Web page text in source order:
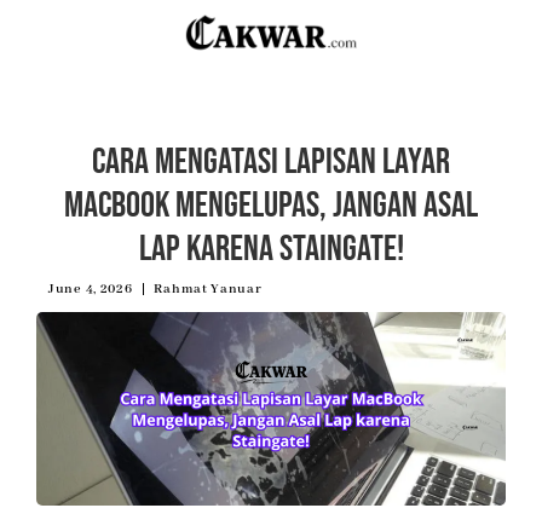
Cara Mengatasi Lapisan Layar
MacBook Mengelupas, Jangan Asal
Lap karena Staingate!
June 4, 2026 Rahmat Yanuar